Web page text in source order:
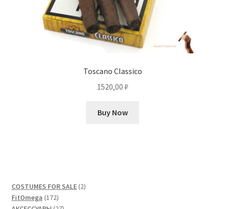
Toscano Classico
1520,00 ₽
Buy Now
COSTUMES FOR SALE 22
FitOmega 172172